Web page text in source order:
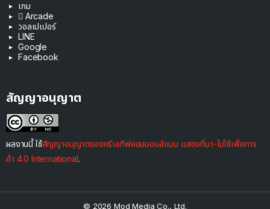
เกม
 Arcade
วอลเปเปอร์
LINE
Google
Facebook
สัญญาอนุญาต
ผลงานนี้ ใช้สัญญาอนุญาตของครีเอทีฟคอมมอนส์แบบ แสดงที่มา-ไม่ใช้เพื่อการ
ค้า 4.0 International.
© 2026 Mod Media Co., Ltd.